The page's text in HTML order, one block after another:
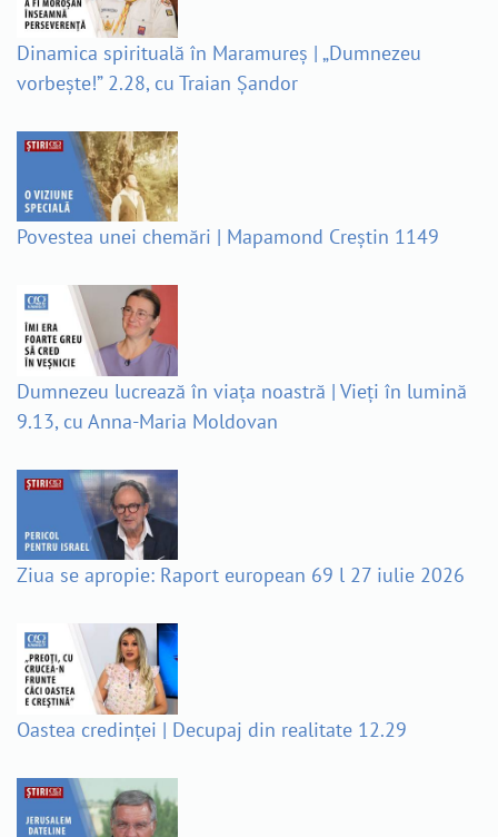
Dinamica spirituală în Maramureș | „Dumnezeu
vorbește!” 2.28, cu Traian Șandor
Povestea unei chemări | Mapamond Creștin 1149
Dumnezeu lucrează în viața noastră | Vieți în lumină
9.13, cu Anna-Maria Moldovan
Ziua se apropie: Raport european 69 l 27 iulie 2026
Oastea credinței | Decupaj din realitate 12.29